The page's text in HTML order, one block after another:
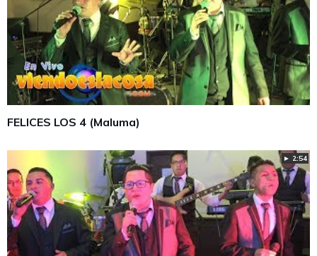
FELICES LOS 4 (Maluma)
► 2:54